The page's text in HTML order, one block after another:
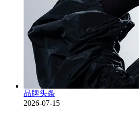
品牌头条
2026-07-15